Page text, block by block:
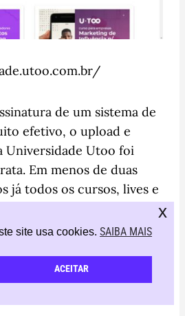
de um sistema de
efetivo, o upload e
Universidade Utoo foi
Em menos de duas
já todos os cursos, lives e
em uma única
pessoas poderiam criar
e entrar no funil de
podíamos saber
ou cliente atual.
site usa cookies. SAIBA MAIS
ACEITAR
x